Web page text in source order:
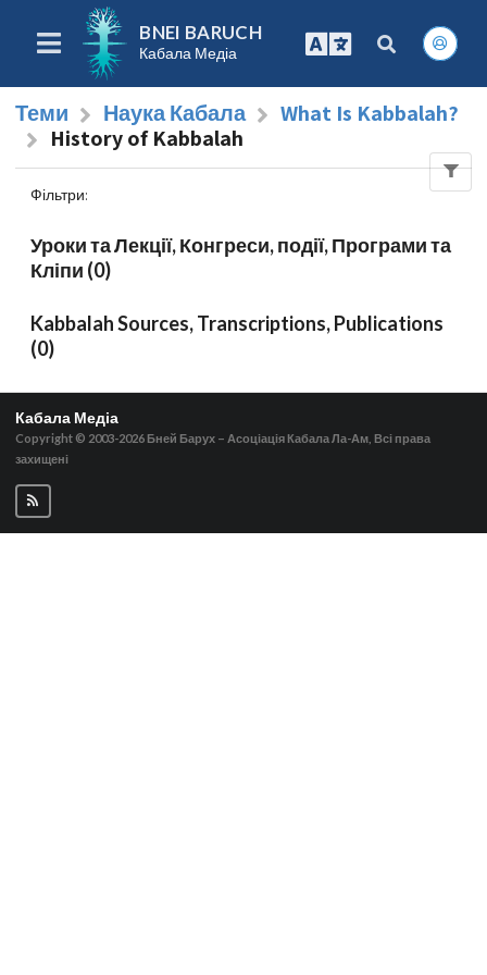
BNEI BARUCH
Кабала Медіа
Теми Наука Кабала
What Is Kabbalah?
History of Kabbalah
Фільтри:
Уроки та Лекції, Конгреси, події, Програми та
Кліпи (0)
Kabbalah Sources, Transcriptions, Publications
(0)
Кабала Медіа
Copyright © 2003-2026 Бней Барух – Асоціація Кабала Ла-Ам, Всі права
захищені